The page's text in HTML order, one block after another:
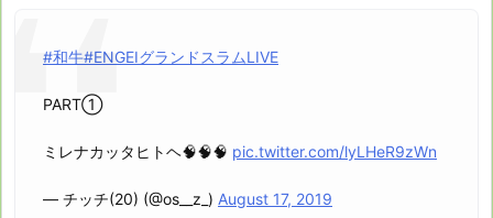
#和牛#ENGEIグランドスラムLIVE
PART①
ミレナカッタヒトヘ🧠🧠🧠 pic.twitter.com/lyLHeR9zWn
— チッチ(20) (@os__z_) August 17, 2019